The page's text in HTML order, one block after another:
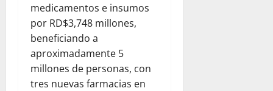
medicamentos e insumos
por RD$3,748 millones,
beneficiando a
aproximadamente 5
millones de personas, con
tres nuevas farmacias en